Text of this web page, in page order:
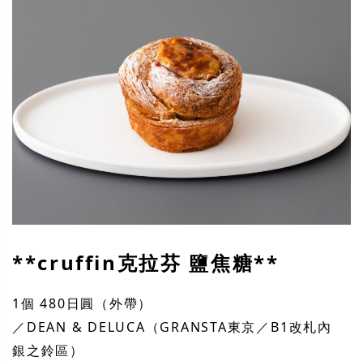
**cruffin克拉芬 鹽焦糖**
1個 480日圓（外帶）
／DEAN & DELUCA（GRANSTA東京／B1改札內
銀之鈴區）